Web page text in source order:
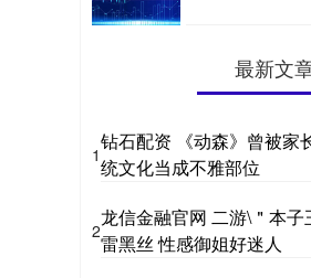
最新文
1
钻石配资 《动森》曾被家
统文化当成不雅部位
2
龙信金融官网 二游\＂本
雷黑丝 性感御姐好迷人